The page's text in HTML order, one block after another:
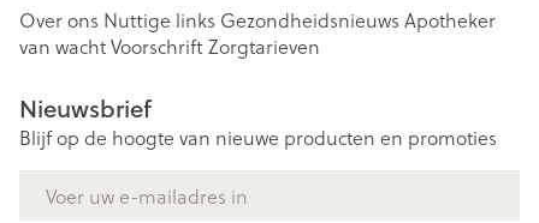
Over ons Nuttige links Gezondheidsnieuws Apotheker
van wachtVoorschriftZorgtarieven
Nieuwsbrief
Blijf op de hoogte van nieuwe producten en promoties